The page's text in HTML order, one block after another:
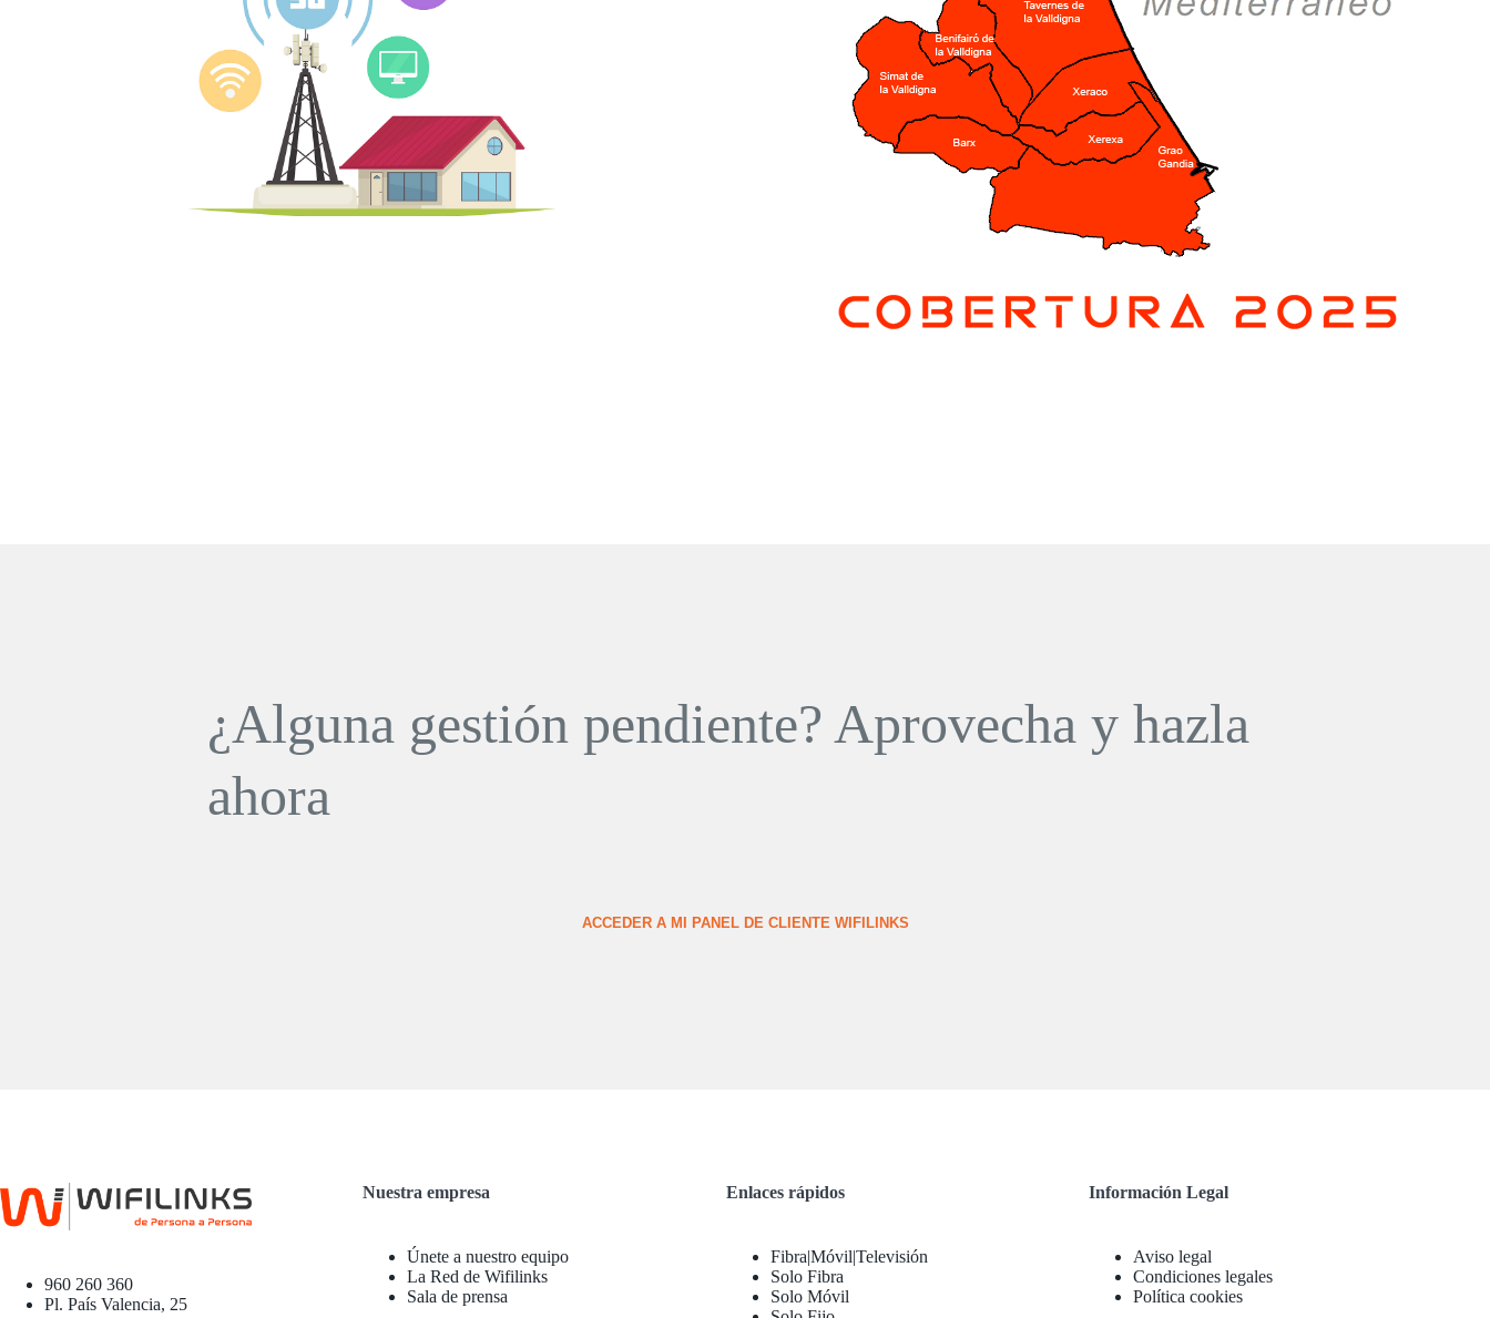
¿Alguna gestión pendiente? Aprovecha y hazla
ahora
ACCEDER A MI PANEL DE CLIENTE WIFILINKS
960 260 360
Pl. País Valencia, 25
Nuestra empresa
Únete a nuestro equipo
La Red de Wifilinks
Sala de prensa
Enlaces rápidos
Fibra|Móvil|Televisión
Solo Fibra
Solo Móvil
Información Legal
Aviso legal
Condiciones legales
Política cookies